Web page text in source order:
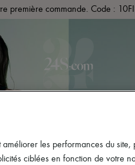
première commande. Code :
les performances du
ciblées en fonction de votre